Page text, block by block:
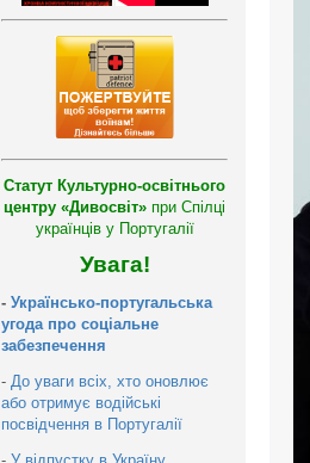
Статут Культурно-освітнього
центру «Дивосвіт» при Спілці
українців у Португалії
Увага!
- Українсько-португальська
угода про соціальне
забезпечення
- До уваги всіх, хто оновлює
або отримує водійські
посвідчення в Португалії
- У відпустку в Україну